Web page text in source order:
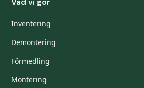
Inventering
Demontering
Förmedling
Montering